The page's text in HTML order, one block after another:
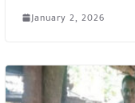
January 2, 2026